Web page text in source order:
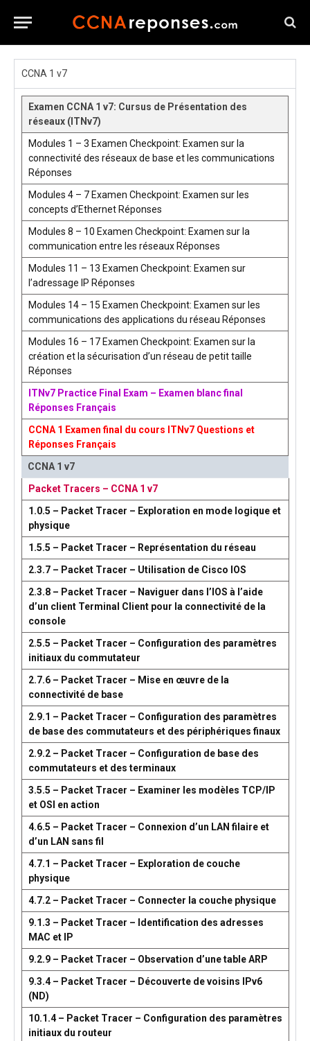
CCNA 1 v7
Examen CCNA 1 v7: Cursus de Présentation des
réseaux (ITNv7)
Modules 1 – 3 Examen Checkpoint: Examen sur la
connectivité des réseaux de base et les communications
Réponses
Modules 4 – 7 Examen Checkpoint: Examen sur les
concepts d’Ethernet Réponses
Modules 8 – 10 Examen Checkpoint: Examen sur la
communication entre les réseaux Réponses
Modules 11 – 13 Examen Checkpoint: Examen sur
l’adressage IP Réponses
Modules 14 – 15 Examen Checkpoint: Examen sur les
communications des applications du réseau Réponses
Modules 16 – 17 Examen Checkpoint: Examen sur la
création et la sécurisation d’un réseau de petit taille
Réponses
ITNv7 Practice Final Exam – Examen blanc final
Réponses Français
CCNA 1 Examen final du cours ITNv7 Questions et
Réponses Français
CCNA 1 v7
Packet Tracers – CCNA 1 v7
1.0.5 – Packet Tracer – Exploration en mode logique et
physique
1.5.5 – Packet Tracer – Représentation du réseau
2.3.7 – Packet Tracer – Utilisation de Cisco IOS
2.3.8 – Packet Tracer – Naviguer dans l’IOS à l’aide
d’un client Terminal Client pour la connectivité de la
console
2.5.5 – Packet Tracer – Configuration des paramètres
initiaux du commutateur
2.7.6 – Packet Tracer – Mise en œuvre de la
connectivité de base
2.9.1 – Packet Tracer – Configuration des paramètres
de base des commutateurs et des périphériques finaux
2.9.2 – Packet Tracer – Configuration de base des
commutateurs et des terminaux
3.5.5 – Packet Tracer – Examiner les modèles TCP/IP
et OSI en action
4.6.5 – Packet Tracer – Connexion d’un LAN filaire et
d’un LAN sans fil
4.7.1 – Packet Tracer – Exploration de couche
physique
4.7.2 – Packet Tracer – Connecter la couche physique
9.1.3 – Packet Tracer – Identification des adresses
MAC et IP
9.2.9 – Packet Tracer – Observation d’une table ARP
9.3.4 – Packet Tracer – Découverte de voisins IPv6
(ND)
10.1.4 – Packet Tracer – Configuration des paramètres
initiaux du routeur